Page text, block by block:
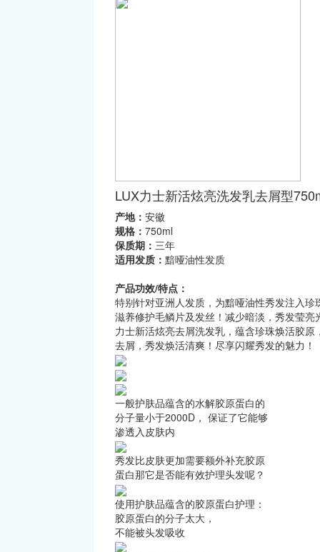
LUX力士新活炫亮洗发乳去屑型
产地： 安徽
规格： 750ml
保质期： 三年
适用发质： 黯哑油性发质
产品功效/特点：
特别针对亚洲人发质，为黯哑油性秀发注入
滋养修护毛鳞片及发丝！减少暗淡，秀发莹亮
力士新活炫亮去屑洗发乳，蕴含珍珠焕活胶
去屑，秀发焕活清爽！尽享闪耀秀发的魅力！
一般护肤品蕴含的水解胶原蛋白的
分子量小于2000D， 保证了它能够
渗透入皮肤内
秀发比皮肤更加需要额外补充胶原
蛋白那它是否能有效护理头发呢？
使用护肤品蕴含的胶原蛋白护理：
胶原蛋白的分子太大，
不能被头发吸收